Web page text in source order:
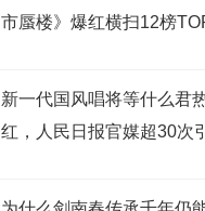
市蜃楼》爆红横扫12榜
新一代国风唱将等什么君
红，人民日报官媒超30次